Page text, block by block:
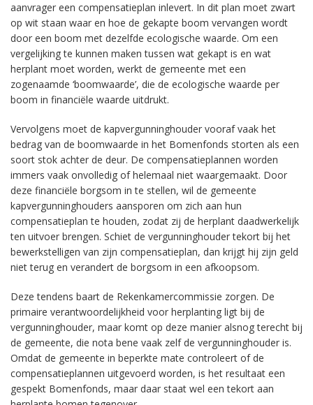
aanvrager een compensatieplan inlevert. In dit plan moet zwart
op wit staan waar en hoe de gekapte boom vervangen wordt
door een boom met dezelfde ecologische waarde. Om een
vergelijking te kunnen maken tussen wat gekapt is en wat
herplant moet worden, werkt de gemeente met een
zogenaamde ‘boomwaarde’, die de ecologische waarde per
boom in financiële waarde uitdrukt.
Vervolgens moet de kapvergunninghouder vooraf vaak het
bedrag van de boomwaarde in het Bomenfonds storten als een
soort stok achter de deur. De compensatieplannen worden
immers vaak onvolledig of helemaal niet waargemaakt. Door
deze financiële borgsom in te stellen, wil de gemeente
kapvergunninghouders aansporen om zich aan hun
compensatieplan te houden, zodat zij de herplant daadwerkelijk
ten uitvoer brengen. Schiet de vergunninghouder tekort bij het
bewerkstelligen van zijn compensatieplan, dan krijgt hij zijn geld
niet terug en verandert de borgsom in een afkoopsom.
Deze tendens baart de Rekenkamercommissie zorgen. De
primaire verantwoordelijkheid voor herplanting ligt bij de
vergunninghouder, maar komt op deze manier alsnog terecht bij
de gemeente, die nota bene vaak zelf de vergunninghouder is.
Omdat de gemeente in beperkte mate controleert of de
compensatieplannen uitgevoerd worden, is het resultaat een
gespekt Bomenfonds, maar daar staat wel een tekort aan